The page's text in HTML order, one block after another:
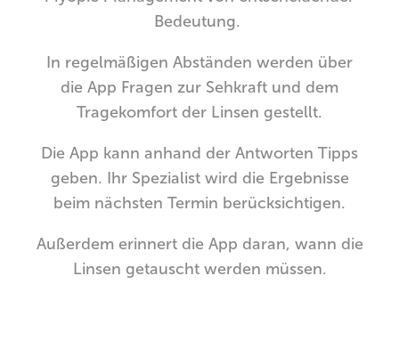
Bedeutung.
In regelmäßigen Abständen werden über
die App Fragen zur Sehkraft und dem
Tragekomfort der Linsen gestellt.
Die App kann anhand der Antworten Tipps
geben. Ihr Spezialist wird die Ergebnisse
beim nächsten Termin berücksichtigen.
Außerdem erinnert die App daran, wann die
Linsen getauscht werden müssen.